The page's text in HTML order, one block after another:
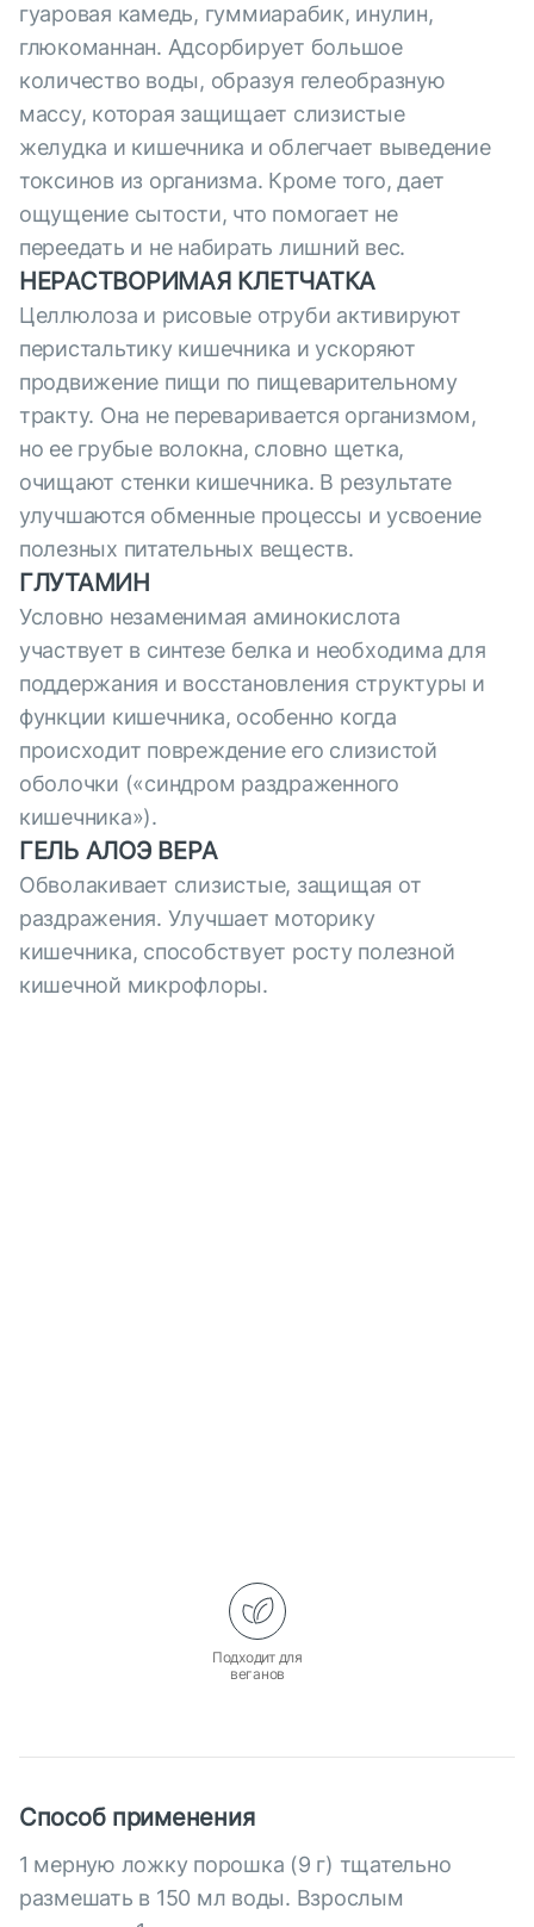
гуаровая камедь, гуммиарабик, инулин,
глюкоманнан. Адсорбирует большое
количество воды, образуя гелеобразную
массу, которая защищает слизистые
желудка и кишечника и облегчает выведение
токсинов из организма. Кроме того, дает
ощущение сытости, что помогает не
переедать и не набирать лишний вес.
НЕРАСТВОРИМАЯ КЛЕТЧАТКА
Целлюлоза и рисовые отруби активируют
перистальтику кишечника и ускоряют
продвижение пищи по пищеварительному
тракту. Она не переваривается организмом,
но ее грубые волокна, словно щетка,
очищают стенки кишечника. В результате
улучшаются обменные процессы и усвоение
полезных питательных веществ.
ГЛУТАМИН
Условно незаменимая аминокислота
участвует в синтезе белка и необходима для
поддержания и восстановления структуры и
функции кишечника, особенно когда
происходит повреждение его слизистой
оболочки («синдром раздраженного
кишечника»).
ГЕЛЬ АЛОЭ ВЕРА
Обволакивает слизистые, защищая от
раздражения. Улучшает моторику
кишечника, способствует росту полезной
кишечной микрофлоры.
Подходит для
веганов
Способ применения
1 мерную ложку порошка (9 г) тщательно
размешать в 150 мл воды. Взрослым